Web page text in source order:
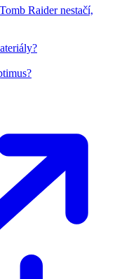
Raider nestačí,